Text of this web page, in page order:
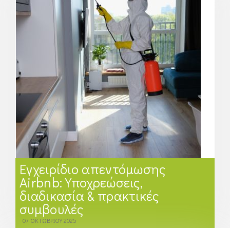
Εγχειρίδιο απεντόμωσης
Airbnb: Υποχρεώσεις,
διαδικασία & πρακτικές
συμβουλές
07 ΟΚΤΩΒΡΊΟΥ 2025